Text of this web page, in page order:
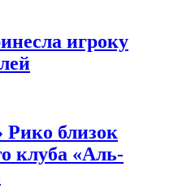
игроку
близок
клуба «Аль-